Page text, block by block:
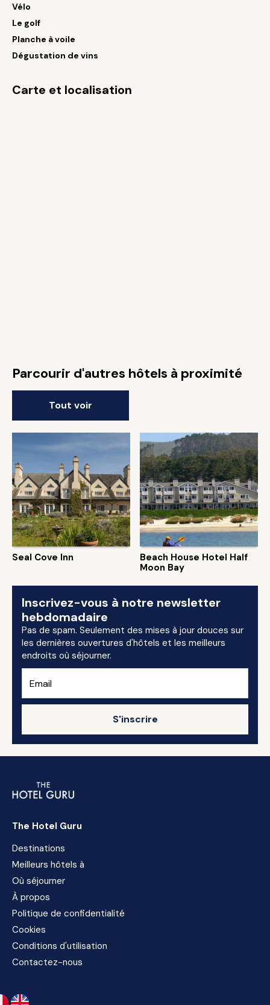
Vélo
Le golf
Planche à voile
Dégustation de vins
Carte et localisation
Parcourir d'autres hôtels à proximité
Tout voir
Seal Cove Inn
Beach House Hotel Half
Moon Bay
Inscrivez-vous à notre newsletter
hebdomadaire
Pas de spam. Seulement des mises à jour douces sur
les dernières ouvertures d'hôtels et les meilleurs
endroits où séjourner.
S'inscrire
The Hotel Guru
Destinations
Meilleurs hôtels à
Où séjourner
À propos
Politique de confidentialité
Cookies
Conditions d'utilisation
Contactez-nous